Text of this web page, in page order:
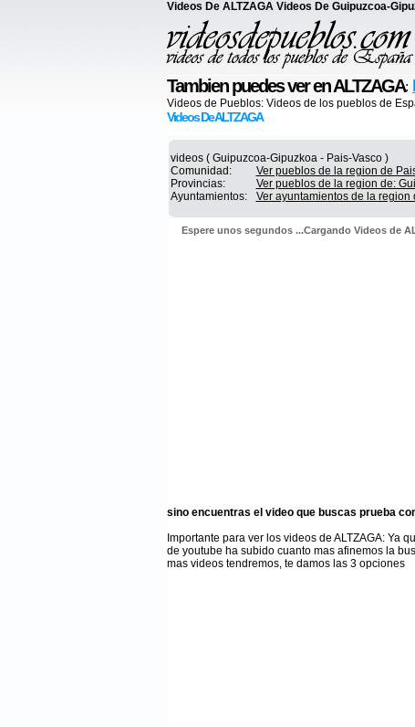
Videos De ALTZAGA Videos De Guipuzcoa-
Tambien puedes ver en ALTZAGA:
Videos de Pueblos: Videos de los pueblos de
Videos De ALTZAGA
videos ( Guipuzcoa-Gipuzkoa - Pais-Vasco )
Comunidad:
Ver pueblos de la region de
Provincias:
Ver pueblos de la region de:
Ayuntamientos:
Ver ayuntamientos de la
Espere unos segundos ...Cargando Videos de
sino encuentras el video que buscas prueba
Importante para ver los videos de ALTZAGA: Ya
de youtube ha subido cuanto mas afinemos la
mas videos tendremos, te damos las 3 opciones